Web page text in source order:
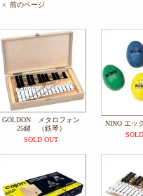
＜ 前のページ
GOLDON メタロフォン
25鍵 （鉄琴）
SOLD OUT
NINO エッ